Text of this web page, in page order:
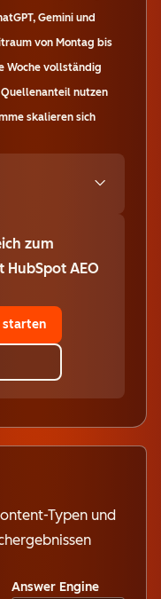
Gemini und
von Montag bis
Woche vollständig
nutzen
skalieren sich
zum
HubSpot AEO
starten
Typen und
Answer Engine